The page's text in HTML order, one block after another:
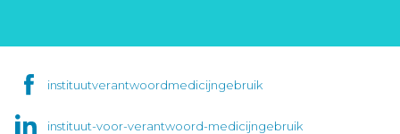
instituutverantwoordmedicijngebruik
instituut-voor-verantwoord-medicijngebruik